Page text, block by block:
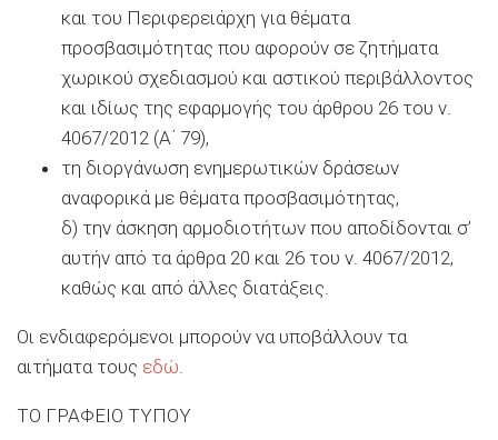
και του Περιφερειάρχη για θέματα
προσβασιμότητας που αφορούν σε ζητήματα
χωρικού σχεδιασμού και αστικού περιβάλλοντος
και ιδίως της εφαρμογής του άρθρου 26 του ν.
4067/2012 (Α΄ 79),
τη διοργάνωση ενημερωτικών δράσεων
αναφορικά με θέματα προσβασιμότητας,
δ) την άσκηση αρμοδιοτήτων που αποδίδονται σ’
αυτήν από τα άρθρα 20 και 26 του ν. 4067/2012,
καθώς και από άλλες διατάξεις.
Οι ενδιαφερόμενοι μπορούν να υποβάλλουν τα
αιτήματα τους εδώ.
ΤΟ ΓΡΑΦΕΙΟ ΤΥΠΟΥ